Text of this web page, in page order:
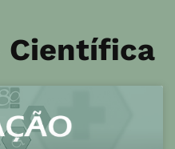
Científica